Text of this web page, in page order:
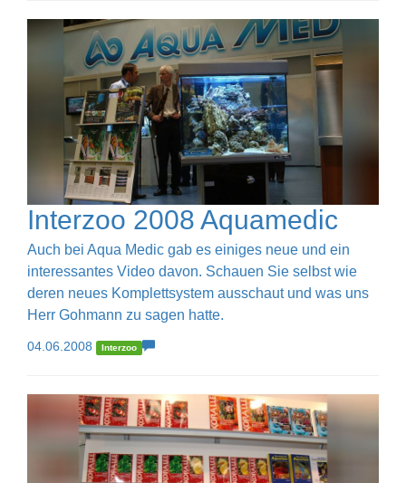
Interzoo 2008 Aquamedic
Auch bei Aqua Medic gab es einiges neue und ein
interessantes Video davon. Schauen Sie selbst wie
deren neues Komplettsystem ausschaut und was uns
Herr Gohmann zu sagen hatte.
04.06.2008 Interzoo